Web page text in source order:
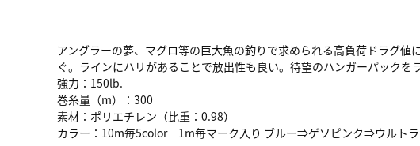
アングラーの夢、マグロ等の巨大魚の釣りで求められる高負荷ドラグ
ぐ。ラインにハリがあることで放出性も良い。待望のハンガーパック
強力：150lb.
巻糸量（m）：300
素材：ポリエチレン（比重：0.98）
カラー：10m毎5color 1m毎マーク入り ブルー⇒ゲソピンク⇒ウルト